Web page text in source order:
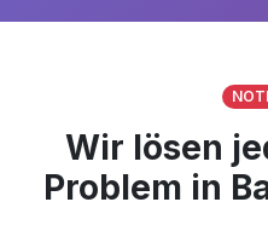
Wir lösen
Problem in